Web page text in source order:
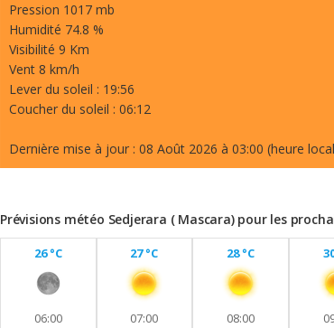
Pression 1017 mb
Humidité 74.8 %
Visibilité 9 Km
Vent 8 km/h
Lever du soleil : 19:56
Coucher du soleil : 06:12
Dernière mise à jour : 08 Août 2026 à 03:00 (heure
Prévisions météo Sedjerara ( Mascara) pour les
26 °C
06:00
27 °C
07:00
28 °C
08:00